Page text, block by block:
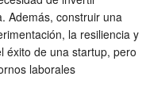
Además, construir una
la resiliencia y
éxito de una startup, pero
laborales